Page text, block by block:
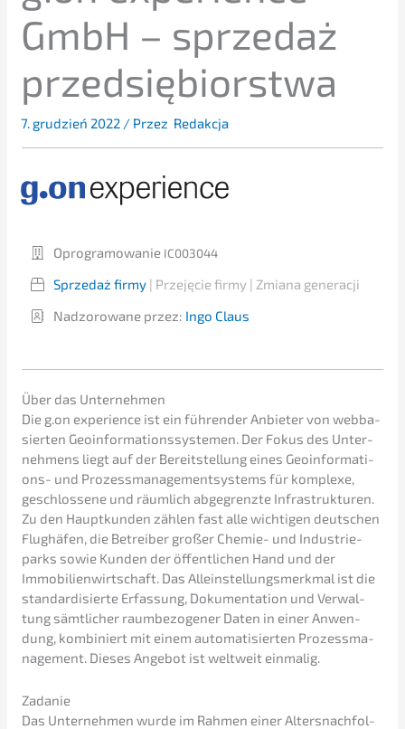
GmbH – sprze­daż
przedsiębiorstwa
7. grudzień 2022 / Przez Redakcja
Oprogra­mo­wa­nie IC003044
Sprze­daż firmy | Przejęcie firmy | Zmiana generacji
Nadzo­ro­wa­ne przez: Ingo Claus
Über das Unternehmen
Die g.on experi­ence ist ein führen­der Anbie­ter von webba­
sier­ten Geoin­for­ma­ti­ons­sys­te­men. Der Fokus des Unter­
neh­mens liegt auf der Bereit­stel­lung eines Geoin­for­ma­ti­
ons- und Prozess­ma­nage­ment­sys­tems für komple­xe,
geschlos­se­ne und räumlich abgegrenz­te Infra­struk­tu­ren.
Zu den Haupt­kun­den zählen fast alle wichti­gen deutschen
Flughä­fen, die Betrei­ber großer Chemie- und Indus­trie­
parks sowie Kunden der öffent­li­chen Hand und der
Immobi­li­en­wirt­schaft. Das Allein­stel­lungs­merk­mal ist die
standar­di­sier­te Erfas­sung, Dokumen­ta­ti­on und Verwal­
tung sämtli­cher raumbe­zo­ge­ner Daten in einer Anwen­
dung, kombi­niert mit einem automa­ti­sier­ten Prozess­ma­
nage­ment. Dieses Angebot ist weltweit einmalig.
Zadanie
Das Unter­neh­men wurde im Rahmen einer Alters­nach­fol­